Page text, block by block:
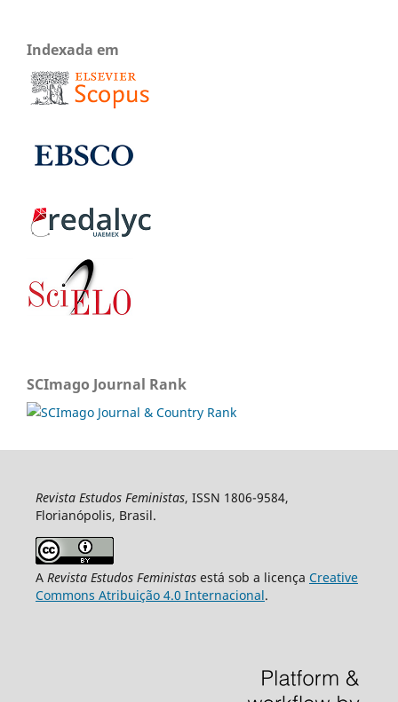
Indexada em
SCImago Journal Rank
Revista Estudos Feministas, ISSN 1806-9584,
Florianópolis, Brasil.
A Revista Estudos Feministasestá sob a licença Creative
Commons Atribuição 4.0 Internacional.